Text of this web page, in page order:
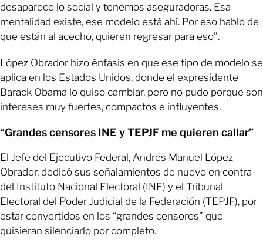
desaparece lo social y tenemos aseguradoras. Esa
mentalidad existe, ese modelo está ahí. Por eso hablo de
que están al acecho, quieren regresar para eso”.
López Obrador hizo énfasis en que ese tipo de modelo se
aplica en los Estados Unidos, donde el expresidente
Barack Obama lo quiso cambiar, pero no pudo porque son
intereses muy fuertes, compactos e influyentes.
“Grandes censores INE y TEPJF me quieren callar”
El Jefe del Ejecutivo Federal, Andrés Manuel López
Obrador, dedicó sus señalamientos de nuevo en contra
del Instituto Nacional Electoral (INE) y el Tribunal
Electoral del Poder Judicial de la Federación (TEPJF), por
estar convertidos en los “grandes censores” que
quisieran silenciarlo por completo.